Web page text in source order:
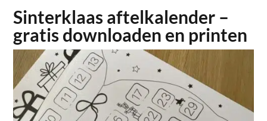
Sinterklaas aftelkalender –
gratis downloaden en printen